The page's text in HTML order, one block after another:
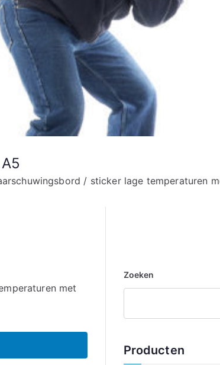
/ sticker lage temperaturen
met
Zoeken
Producten